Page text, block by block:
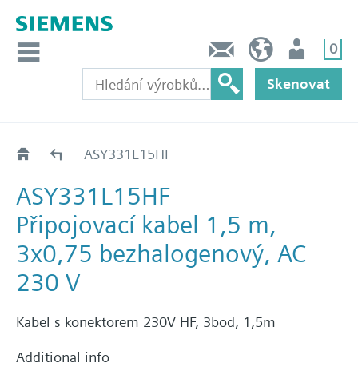
0
Skenovat
ASY1..ASY331L15HF
ASY331L15HF
Připojovací kabel 1,5 m,
3x0,75 bezhalogenový, AC
230 V
Kabel s konektorem 230V HF, 3bod, 1,5m
Additional info